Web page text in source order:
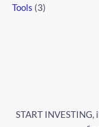
Tools (3)
START